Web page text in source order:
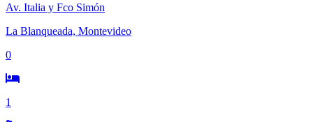
Av. Italia y Fco Simón
La Blanqueada, Montevideo
0
1